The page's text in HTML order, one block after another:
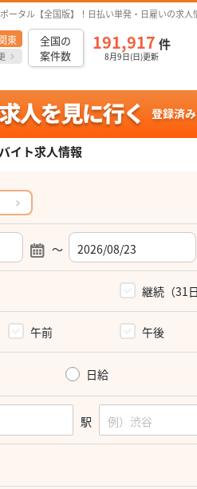
ータル【全国版】！日払い単発・日雇いの求人
東
全国の
案件数
191,917 件
8月9日(日)更新
イト求人情報
～
継続（31
午前 午後
日給
駅